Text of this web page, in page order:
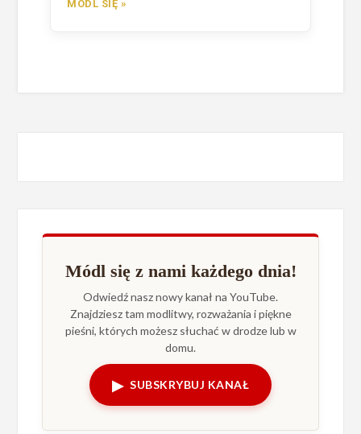
MÓDL SIĘ »
Módl się z nami każdego dnia!
Odwiedź nasz nowy kanał na YouTube.
Znajdziesz tam modlitwy, rozważania i piękne
pieśni, których możesz słuchać w drodze lub w
domu.
▶ SUBSKRYBUJ KANAŁ